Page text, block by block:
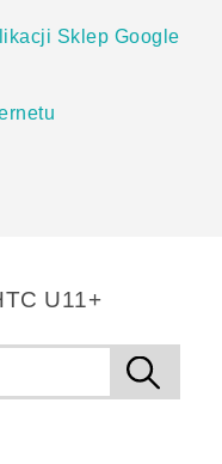
Sklep Google
U11+